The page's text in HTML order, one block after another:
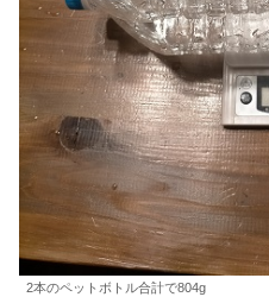
2本のペットボトル合計で804g